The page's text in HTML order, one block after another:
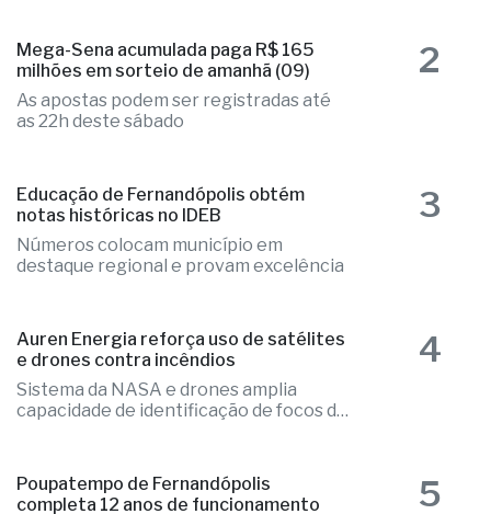
Mega-Sena acumulada paga R$ 165
milhões em sorteio de amanhã (09)
As apostas podem ser registradas até
as 22h deste sábado
2
Educação de Fernandópolis obtém
notas históricas no IDEB
Números colocam município em
destaque regional e provam excelência
3
Auren Energia reforça uso de satélites
e drones contra incêndios
Sistema da NASA e drones amplia
capacidade de identificação de focos de
4
Poupatempo de Fernandópolis
completa 12 anos de funcionamento
5